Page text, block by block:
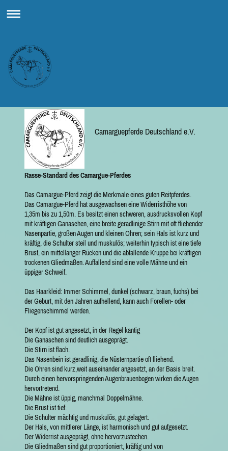
Camarguepferde Deutschland e.V.
Rasse-Standard des Camargue-Pferdes
Das Camargue-Pferd zeigt die Merkmale eines guten Reitpferdes.
Das Camargue-Pferd hat ausgewachsen eine Widerristhöhe von
1,35m bis zu 1,50m. Es besitzt einen schweren, ausdrucksvollen Kopf
mit kräftigen Ganaschen, eine breite geradlinige Stirn mit oft fliehender
Nasenpartie, großen Augen und kleinen Ohren; sein Hals ist kurz und
kräftig, die Schulter steil und muskulös; weiterhin typisch ist eine tiefe
Brust, ein mittellanger Rücken und die abfallende Kruppe bei kräftigen
trockenen Gliedmaßen. Auffallend sind eine volle Mähne und ein
üppiger Schweif.
Das Haarkleid: Immer Schimmel, dunkel (schwarz, braun, fuchs) bei
der Geburt, mit den Jahren aufhellend, kann auch Forellen- oder
Fliegenschimmel werden.
Der Kopf ist gut angesetzt, in der Regel kantig
Die Ganaschen sind deutlich ausgeprägt.
Die Stirn ist flach.
Das Nasenbein ist geradlinig, die Nüsternpartie oft fliehend.
Die Ohren sind kurz,weit auseinander angesetzt, an der Basis breit.
Durch einen hervorspringenden Augenbrauenbogen wirken die Augen
hervortretend.
Die Mähne ist üppig, manchmal Doppelmähne.
Die Brust ist tief.
Die Schulter mächtig und muskulös, gut gelagert.
Der Hals, von mittlerer Länge, ist harmonisch und gut aufgesetzt.
Der Widerrist ausgeprägt, ohne hervorzustechen.
Die Gliedmaßen sind gut proportioniert, kräftig und von